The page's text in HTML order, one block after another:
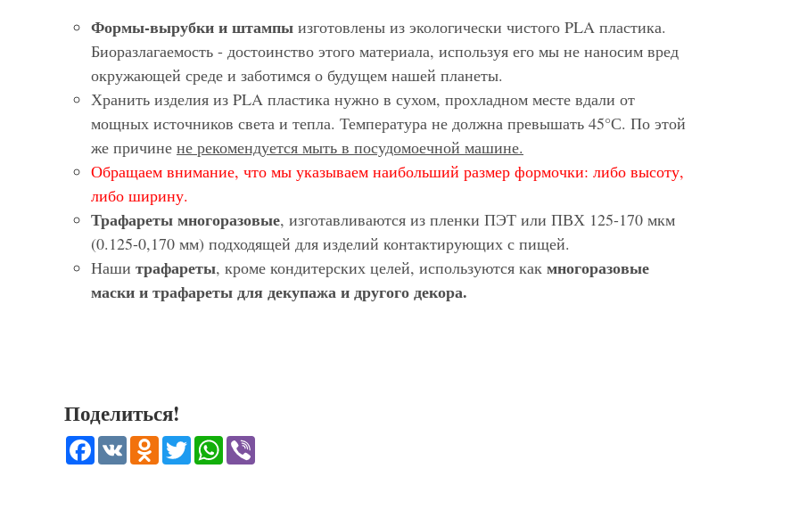
Формы-вырубки и штампы изготовлены из экологически чистого PLA пластика.
Биоразлагаемость - достоинство этого материала, используя его мы не наносим вред
окружающей среде и заботимся о будущем нашей планеты.
Хранить изделия из PLA пластика нужно в сухом, прохладном месте вдали от
мощных источников света и тепла. Температура не должна превышать 45°С. По этой
же причине не рекомендуется мыть в посудомоечной машине.
Обращаем внимание, что мы указываем наибольший размер формочки: либо высоту,
либо ширину.
Трафареты многоразовые, изготавливаются из пленки ПЭТ или ПВХ 125-170 мкм
(0.125-0,170 мм) подходящей для изделий контактирующих с пищей.
Наши трафареты, кроме кондитерских целей, используются как многоразовые
маски и трафареты для декупажа и другого декора.
Поделиться!
Facebook
VK Odnoklassniki
TwitterWhatsApp